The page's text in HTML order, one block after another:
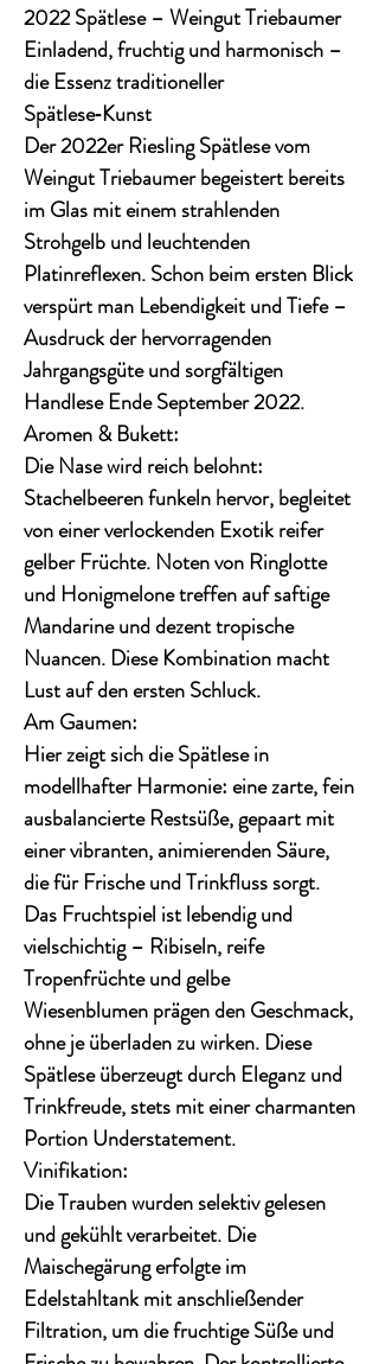
2022 Spätlese – Weingut Triebaumer
Einladend, fruchtig und harmonisch –
die Essenz traditioneller
Spätlese‑Kunst
Der2022er Riesling Spätlesevom
Weingut Triebaumerbegeistert bereits
im Glas mit einemstrahlenden
Strohgelb und leuchtenden
Platinreflexen. Schon beim ersten Blick
verspürt man Lebendigkeit und Tiefe –
Ausdruck der hervorragenden
Jahrgangsgüte und sorgfältigen
Handlese Ende September 2022.
Aromen & Bukett:
Die Nase wird reich belohnt:
Stachelbeeren funkeln hervor, begleitet
von einer verlockenden Exotik reifer
gelber Früchte. Noten vonRinglotte
und Honigmelonetreffen auf saftige
Mandarine und dezent tropische
Nuancen. Diese Kombination macht
Lust auf den ersten Schluck.
Am Gaumen:
Hier zeigt sich die Spätlese in
modellhafter Harmonie: eine zarte, fein
ausbalancierteRestsüße, gepaart mit
einervibranten, animierenden Säure,
die für Frische und Trinkfluss sorgt.
Das Fruchtspiel ist lebendig und
vielschichtig – Ribiseln, reife
Tropenfrüchte und gelbe
Wiesenblumen prägen den Geschmack,
ohne je überladen zu wirken. Diese
Spätlese überzeugt durchEleganz und
Trinkfreude, stets mit einer charmanten
Portion Understatement.
Vinifikation:
Die Trauben wurden selektiv gelesen
und gekühlt verarbeitet. Die
Maischegärung erfolgte im
Edelstahltank mit anschließender
Filtration, um diefruchtige Süße und